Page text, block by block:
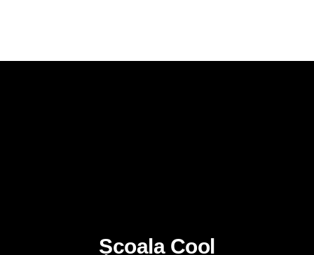
Școala Cool